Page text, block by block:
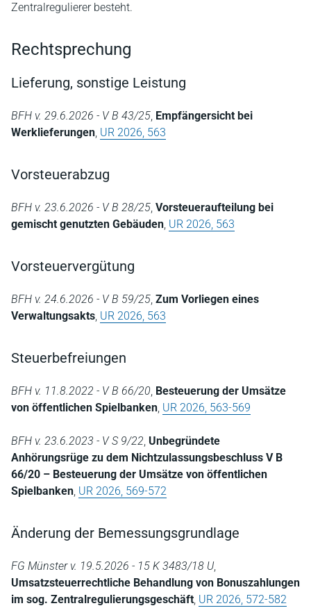
Zentralregulierer besteht.
Rechtsprechung
Lieferung, sonstige Leistung
BFH v. 29.6.2026 - V B 43/25, Empfängersicht bei
Werklieferungen, UR 2026, 563
Vorsteuerabzug
BFH v. 23.6.2026 - V B 28/25, Vorsteueraufteilung bei
gemischt genutzten Gebäuden, UR 2026, 563
Vorsteuervergütung
BFH v. 24.6.2026 - V B 59/25, Zum Vorliegen eines
Verwaltungsakts, UR 2026, 563
Steuerbefreiungen
BFH v. 11.8.2022 - V B 66/20, Besteuerung der Umsätze
von öffentlichen Spielbanken, UR 2026, 563-569
BFH v. 23.6.2023 - V S 9/22, Unbegründete
Anhörungsrüge zu dem Nichtzulassungsbeschluss V B
66/20 – Besteuerung der Umsätze von öffentlichen
Spielbanken, UR 2026, 569-572
Änderung der Bemessungsgrundlage
FG Münster v. 19.5.2026 - 15 K 3483/18 U,
Umsatzsteuerrechtliche Behandlung von Bonuszahlungen
im sog. Zentralregulierungsgeschäft, UR 2026, 572-582